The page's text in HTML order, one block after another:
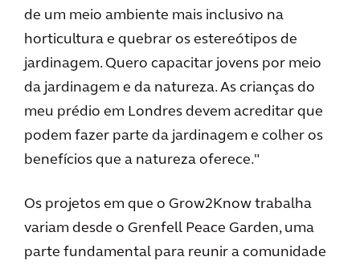
de um meio ambiente mais inclusivo na
horticultura e quebrar os estereótipos de
jardinagem. Quero capacitar jovens por meio
da jardinagem e da natureza. As crianças do
meu prédio em Londres devem acreditar que
podem fazer parte da jardinagem e colher os
benefícios que a natureza oferece."
Os projetos em que o Grow2Know trabalha
variam desde o Grenfell Peace Garden, uma
parte fundamental para reunir a comunidade